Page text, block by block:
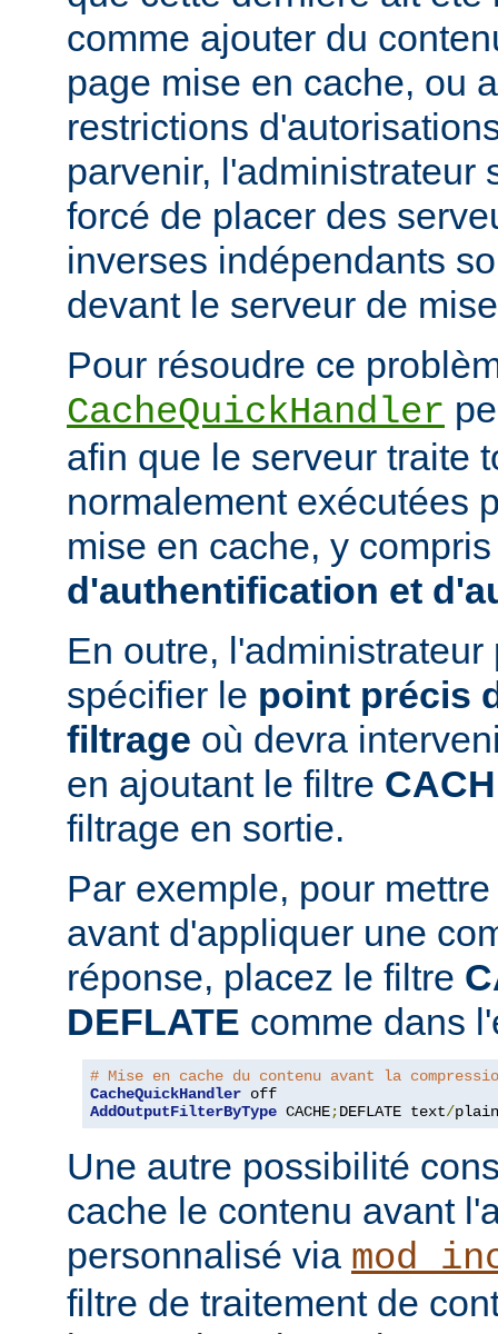
comme ajouter du
page mise en cache, ou
restrictions
parvenir, l'administrateur
forcé de placer des
inverses indépendants
devant le serveur de
Pour résoudre ce
CacheQuickHandler
afin que le serveur traite
normalement exécutées
mise en cache, y
d'authentification et
En outre,
spécifier le point précis
filtrage où devra
en ajoutant le filtre
filtrage en sortie.
Par exemple, pour
avant d'appliquer une
réponse, placez le filtre
DEFLATE comme dans
# Mise en cache du contenu avant la
CacheQuickHandler
AddOutputFilterByType CACHE;DEFLATE text/plain
Une autre possibilité
cache le contenu avant
personnalisé via
filtre de traitement de